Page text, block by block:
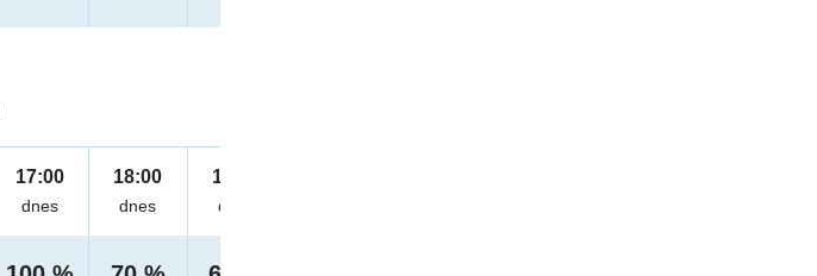
17:00
dnes
18:00
dnes
19:00
dnes